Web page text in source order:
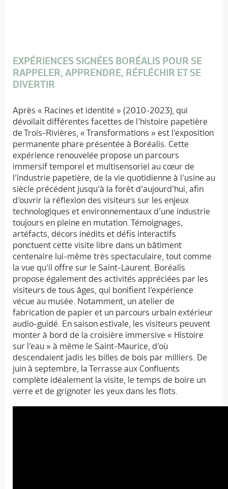
EXPÉRIENCES SIGNÉES BORÉALIS POUR SE
RAPPELER, APPRENDRE, RÉFLÉCHIR ET SE
DIVERTIR
Après « Racines et identité » (2010-2023), qui
dévoilait différentes facettes de l’histoire papetière
de Trois-Rivières, « Transformations » est l’exposition
permanente phare présentée à Boréalis. Cette
expérience renouvelée propose un parcours
immersif temporel et multisensoriel au cœur de
l’industrie papetière, de la vie quotidienne à l’usine au
siècle précédent jusqu’à la forêt d’aujourd’hui, afin
d’ouvrir la réflexion des visiteurs sur les enjeux
technologiques et environnementaux d’une industrie
toujours en pleine en mutation. Témoignages,
artéfacts, décors inédits et défis interactifs
ponctuent cette visite libre dans un bâtiment
centenaire lui-même très spectaculaire, tout comme
la vue qu’il offre sur le Saint-Laurent. Boréalis
propose également des activités appréciées par les
visiteurs de tous âges, qui bonifient l’expérience
vécue au musée. Notamment, un atelier de
fabrication de papier et un parcours urbain extérieur
audio-guidé. En saison estivale, les visiteurs peuvent
monter à bord de la croisière immersive « Histoire
sur l’eau » à même le Saint-Maurice, d’où
descendaient jadis les billes de bois par milliers. De
juin à septembre, la Terrasse aux Confluents
complète idéalement la visite, le temps de boire un
verre et de grignoter les yeux dans les flots.